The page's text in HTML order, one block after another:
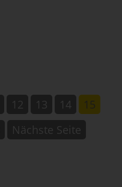
12 13 14
15
Nächste Seite